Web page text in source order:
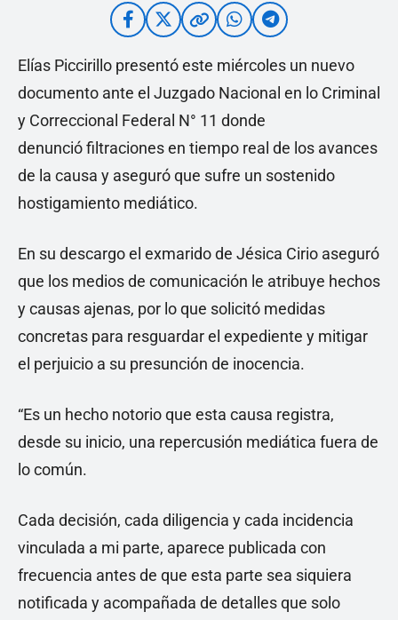
Elías Piccirillo presentó este miércoles un nuevo
documento ante el Juzgado Nacional en lo Criminal
y Correccional Federal N° 11 donde
denunció filtraciones en tiempo real de los avances
de la causa y aseguró que sufre un sostenido
hostigamiento mediático.
En su descargo el exmarido de Jésica Cirio aseguró
que los medios de comunicación le atribuye hechos
y causas ajenas, por lo que solicitó medidas
concretas para resguardar el expediente y mitigar
el perjuicio a su presunción de inocencia.
“Es un hecho notorio que esta causa registra,
desde su inicio, una repercusión mediática fuera de
lo común.
Cada decisión, cada diligencia y cada incidencia
vinculada a mi parte, aparece publicada con
frecuencia antes de que esta parte sea siquiera
notificada y acompañada de detalles que solo